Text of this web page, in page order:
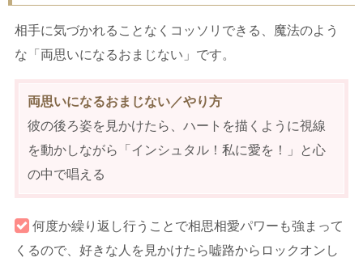
相手に気づかれることなくコッソリできる、魔法のよう
な「両思いになるおまじない」です。
両思いになるおまじない／やり方
彼の後ろ姿を見かけたら、ハートを描くように視線
を動かしながら「インシュタル！私に愛を！」と心
の中で唱える
何度か繰り返し行うことで相思相愛パワーも強まって
くるので、好きな人を見かけたら嘘路からロックオンし